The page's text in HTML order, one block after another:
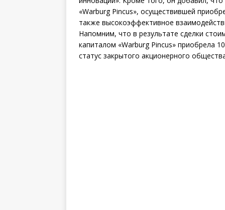
«Warburg Pincus», осуществившей
также высокоэффективное
Напомним, что в результате сделки
капиталом «Warburg Pincus» приобрела
статус закрытого акционерного